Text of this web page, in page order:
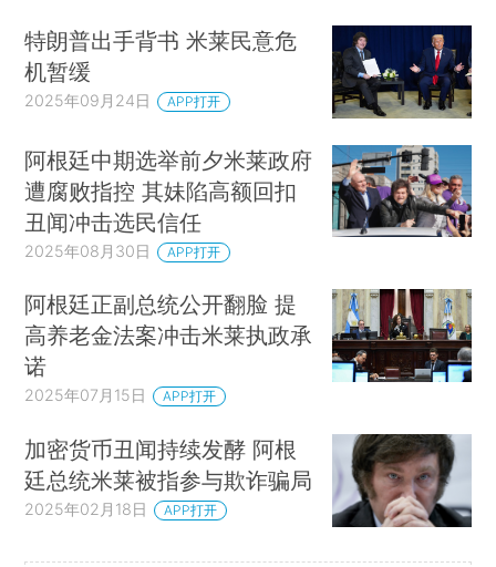
特朗普出手背书 米莱民意危
机暂缓
2025年09月24日 APP打开
阿根廷中期选举前夕米莱政府
遭腐败指控 其妹陷高额回扣
丑闻冲击选民信任
2025年08月30日 APP打开
阿根廷正副总统公开翻脸 提
高养老金法案冲击米莱执政承
诺
2025年07月15日 APP打开
加密货币丑闻持续发酵 阿根
廷总统米莱被指参与欺诈骗局
2025年02月18日 APP打开